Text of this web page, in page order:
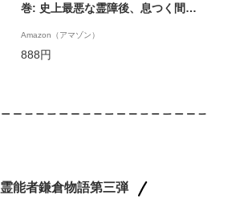
巻: 史上最悪な霊障後、息つく間も
正社員すら知らなかった三十路女の
その後 (霊視経営SakuraSakuブック
Amazon（アマゾン）
888円
霊能者鎌倉物語第三弾